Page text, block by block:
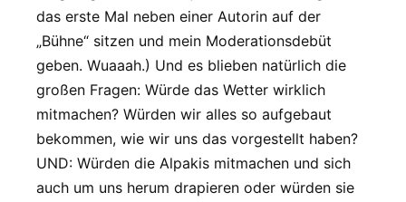
das erste Mal neben einer Autorin auf der
„Bühne“ sitzen und mein Moderationsdebüt
geben. Wuaaah.) Und es blieben natürlich die
großen Fragen: Würde das Wetter wirklich
mitmachen? Würden wir alles so aufgebaut
bekommen, wie wir uns das vorgestellt haben?
UND: Würden die Alpakis mitmachen und sich
auch um uns herum drapieren oder würden sie